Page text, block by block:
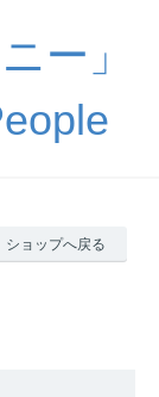
ー」
ショップへ戻る